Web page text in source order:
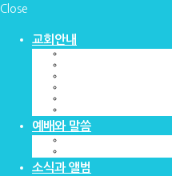
Close
교회안내
예배와 말씀
소식과 앨범